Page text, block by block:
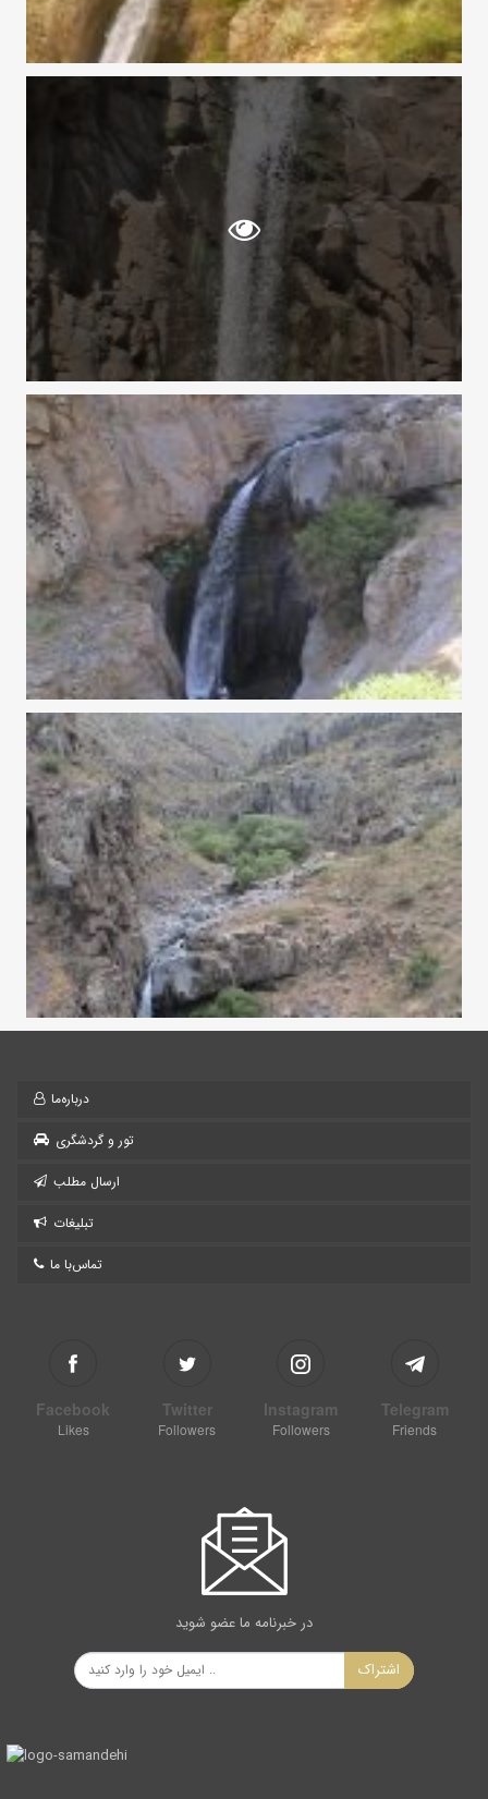
درباره‌ما
تور و گردشگری
ارسال مطلب
تبلیغات
تماس‌با ما
Facebook
Likes
Twitter
Followers
Instagram
Followers
Telegram
Friends
در خبرنامه ما عضو شوید
اشتراک